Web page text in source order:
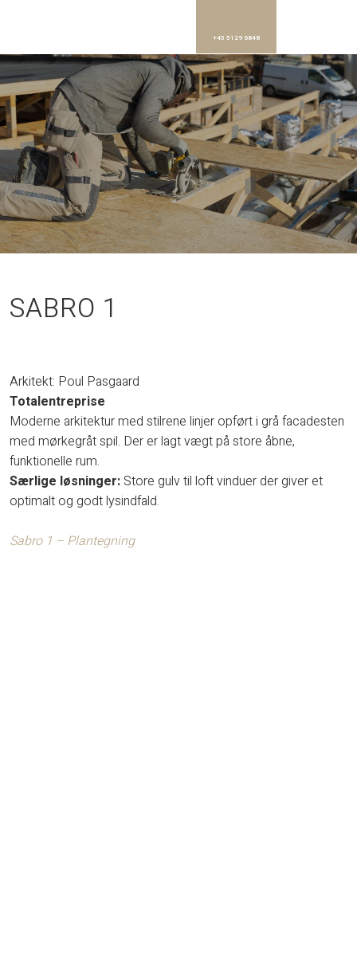
+45 5129 6848
SABRO 1
Arkitekt: Poul Pasgaard
Totalentreprise
Moderne arkitektur med stilrene linjer opført i grå facadesten
med mørkegråt spil. Der er lagt vægt på store åbne,
funktionelle rum.
Særlige løsninger: Store gulv til loft vinduer der giver et
optimalt og godt lysindfald.
Sabro 1 – Plantegning